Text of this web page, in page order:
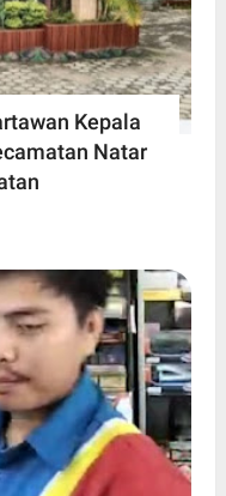
Kepala
Natar